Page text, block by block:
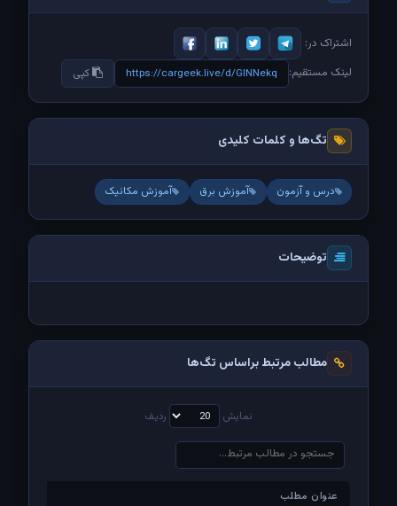
اشتراک در:
لینک مستقیم: https://cargeek.live/d/GINNekq کپی
تگ‌ها و کلمات کلیدی
درس و آزمون آموزش برق آموزش مکانیک
توضیحات
مطالب مرتبط براساس تگ‌ها
نمایش ردیف
عنوان مطلب